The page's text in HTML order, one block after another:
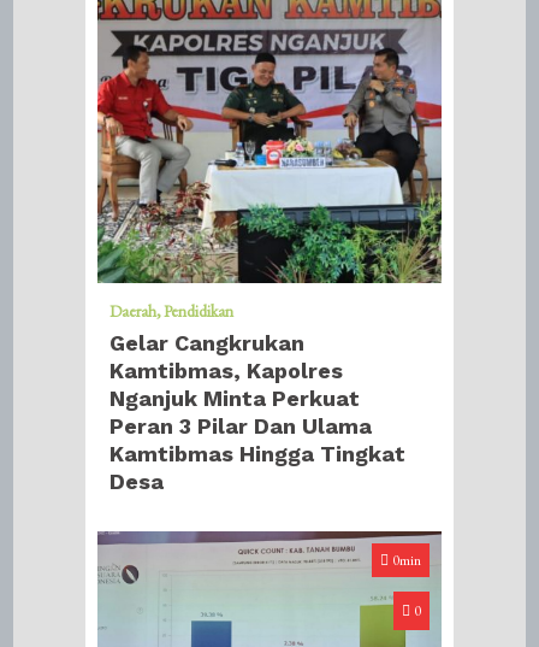
Daerah Pendidikan
Gelar Cangkrukan
Kamtibmas, Kapolres
Nganjuk Minta Perkuat
Peran 3 Pilar Dan Ulama
Kamtibmas Hingga Tingkat
Desa
0min
0